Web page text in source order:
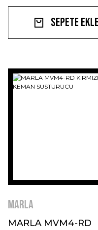
Sepete Ekle
MARLA
MARLA MVM4-RD